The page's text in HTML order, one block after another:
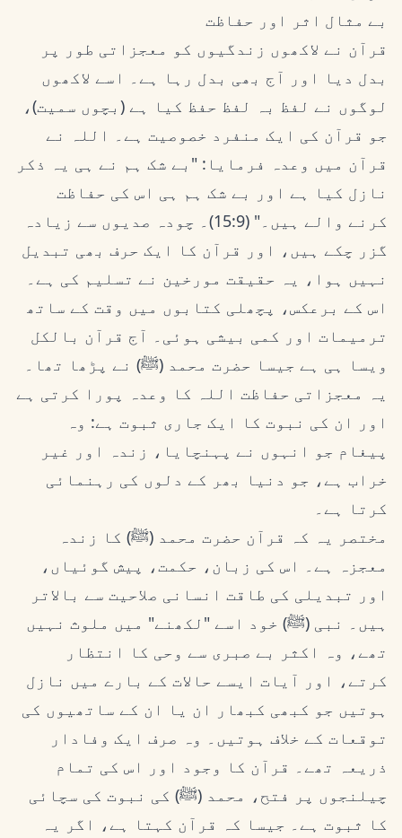
بے مثال اثر اور حفاظت
قرآن نے لاکھوں زندگیوں کو معجزاتی طور پر
بدل دیا اور آج بھی بدل رہا ہے۔ اسے لاکھوں
لوگوں نے لفظ بہ لفظ حفظ کیا ہے (بچوں سمیت)،
جو قرآن کی ایک منفرد خصوصیت ہے۔ اللہ نے
قرآن میں وعدہ فرمایا: "بے شک ہم نے ہی یہ ذکر
نازل کیا ہے اور بے شک ہم ہی اس کی حفاظت
کرنے والے ہیں۔" (15:9)۔ چودہ صدیوں سے زیادہ
گزر چکے ہیں، اور قرآن کا ایک حرف بھی تبدیل
نہیں ہوا، یہ حقیقت مورخین نے تسلیم کی ہے۔
اس کے برعکس، پچھلی کتابوں میں وقت کے ساتھ
ترمیمات اور کمی بیشی ہوئی۔ آج قرآن بالکل
ویسا ہی ہے جیسا حضرت محمد (ﷺ) نے پڑھا تھا۔
یہ معجزاتی حفاظت اللہ کا وعدہ پورا کرتی ہے
اور ان کی نبوت کا ایک جاری ثبوت ہے: وہ
پیغام جو انہوں نے پہنچایا، زندہ اور غیر
خراب ہے، جو دنیا بھر کے دلوں کی رہنمائی
کرتا ہے۔
مختصر یہ کہ قرآن حضرت محمد (ﷺ) کا زندہ
معجزہ ہے۔ اس کی زبان، حکمت، پیش گوئیاں،
اور تبدیلی کی طاقت انسانی صلاحیت سے بالاتر
ہیں۔ نبی (ﷺ) خود اسے "لکھنے" میں ملوث نہیں
تھے، وہ اکثر بے صبری سے وحی کا انتظار
کرتے، اور آیات ایسے حالات کے بارے میں نازل
ہوتیں جو کبھی کبھار ان یا ان کے ساتھیوں کی
توقعات کے خلاف ہوتیں۔ وہ صرف ایک وفادار
ذریعہ تھے۔ قرآن کا وجود اور اس کی تمام
چیلنجوں پر فتح، محمد (ﷺ) کی نبوت کی سچائی
کا ثبوت ہے۔ جیسا کہ قرآن کہتا ہے، اگر یہ